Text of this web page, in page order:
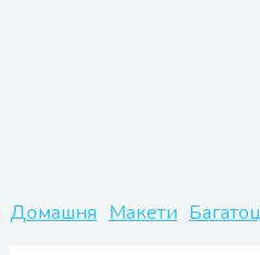
Домашня Макети